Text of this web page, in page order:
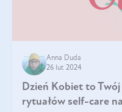
Anna Duda
26 lut 2024
Dzień Kobiet to
rytuałów self-care